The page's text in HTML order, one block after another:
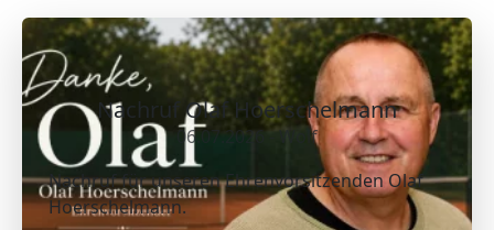
Nachruf Olaf Hoerschelmann
06.07.2026 - Wolf
Nachruf für unseren Ehrenvorsitzenden Olaf
Hoerschelmann.